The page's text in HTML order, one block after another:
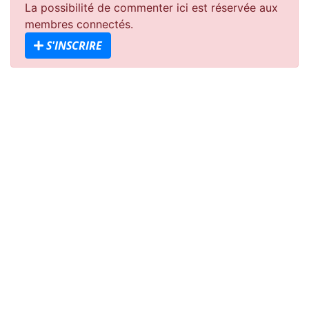
La possibilité de commenter ici est réservée aux
membres connectés.
S'INSCRIRE